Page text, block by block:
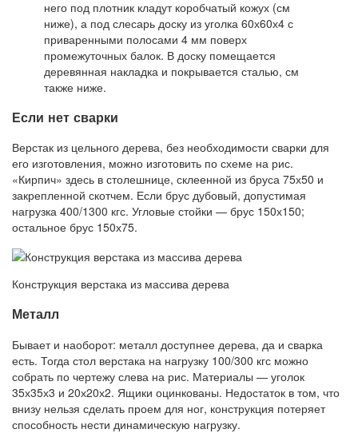
него под плотник кладут коробчатый кожух (см
ниже), а под слесарь доску из уголка 60х60х4 с
приваренными полосами 4 мм поверх
промежуточных балок. В доску помещается
деревянная накладка и покрывается сталью, см
также ниже.
Если нет сварки
Верстак из цельного дерева, без необходимости сварки для
его изготовления, можно изготовить по схеме на рис.
«Кирпич» здесь в столешнице, склеенной из бруса 75х50 и
закрепленной скотчем. Если брус дубовый, допустимая
нагрузка 400/1300 кгс. Угловые стойки — брус 150х150;
остальное брус 150х75.
Конструкция верстака из массива дерева
Металл
Бывает и наоборот: металл доступнее дерева, да и сварка
есть. Тогда стол верстака на нагрузку 100/300 кгс можно
собрать по чертежу слева на рис. Материалы — уголок
35х35х3 и 20х20х2. Ящики оцинкованы. Недостаток в том, что
внизу нельзя сделать проем для ног, конструкция потеряет
способность нести динамическую нагрузку.